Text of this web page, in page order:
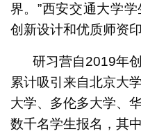
界。”西安交通大学
创新设计和优质师资印
研习营自2019年
累计吸引来自北京大
大学、多伦多大学、
数千名学生报名，其